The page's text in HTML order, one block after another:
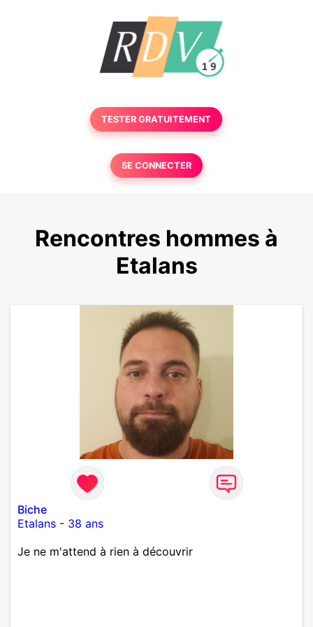
TESTER GRATUITEMENT
SE CONNECTER
Rencontres hommes à
Etalans
Biche
Etalans - 38 ans
Je ne m'attend à rien à découvrir